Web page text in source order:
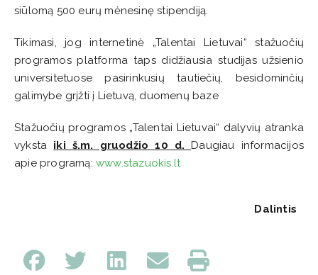
siūlomą 500 eurų mėnesinę stipendiją.
Tikimasi, jog internetinė „Talentai Lietuvai“ stažuočių
programos platforma taps didžiausia studijas užsienio
universitetuose pasirinkusių tautiečių, besidominčių
galimybe grįžti į Lietuvą, duomenų baze
Stažuočių programos „Talentai Lietuvai“ dalyvių atranka
vyksta iki š.m. gruodžio 10 d. Daugiau informacijos
apie programą: www.stazuokis.lt
Dalintis